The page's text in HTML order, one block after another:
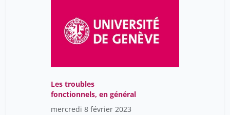
Les troubles
fonctionnels, en général
mercredi 8 février 2023